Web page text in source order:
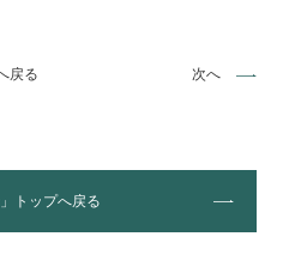
戻る 次へ
」トップへ戻る